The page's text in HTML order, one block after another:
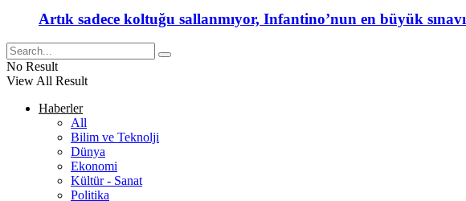
Artık sadece koltuğu sallanmıyor, Infantino’nun en büyük sınavı
No Result
View All Result
Haberler
All
Bilim ve Teknolji
Dünya
Ekonomi
Kültür - Sanat
Politika